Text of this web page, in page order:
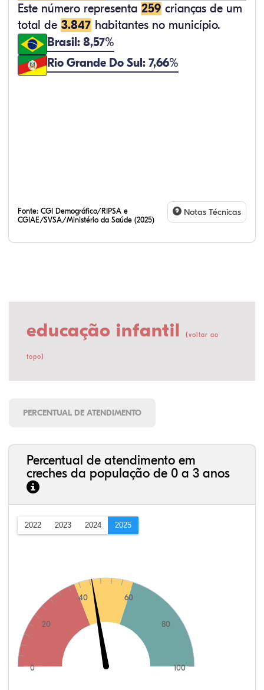
Este número representa 259 crianças de um
total de 3.847 habitantes no município.
Brasil: 8,57%
Rio Grande Do Sul: 7,66%
Fonte: CGI Demográfico/RIPSA e
CGIAE/SVSA/Ministério da Saúde (2025)
Notas Técnicas
educação infantil (voltar ao
topo)
PERCENTUAL DE ATENDIMENTO
Percentual de atendimento em
creches da população de 0 a 3 anos
2022 2023 2024 2025
0
20
40 60
80
100